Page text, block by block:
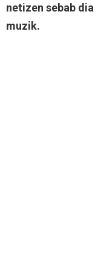
netizen sebab
muzik.